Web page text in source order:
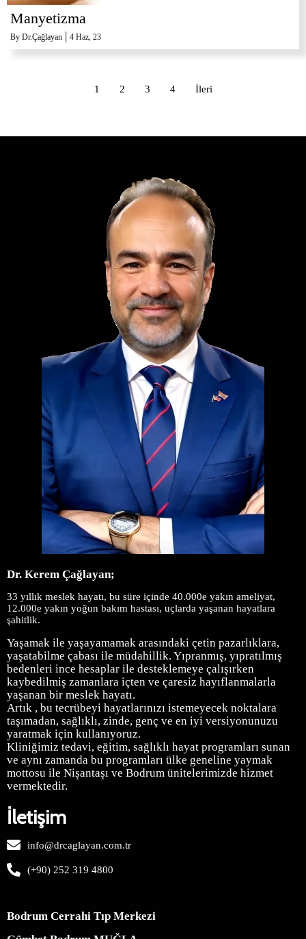
Manyetizma
By Dr.Çağlayan | 4 Haz, 23
1 2 3 4 İleri
Dr. Kerem Çağlayan;
33 yıllık meslek hayatı, bu süre içinde 40.000e yakın ameliyat,
12.000e yakın yoğun bakım hastası, uçlarda yaşanan hayatlara
şahitlik.
Yaşamak ile yaşayamamak arasındaki çetin pazarlıklara,
yaşatabilme çabası ile müdahillik. Yıpranmış, yıpratılmış
bedenleri ince hesaplar ile desteklemeye çalışırken
kaybedilmiş zamanlara içten ve çaresiz hayıflanmalarla
yaşanan bir meslek hayatı.
Artık , bu tecrübeyi hayatlarınızı istemeyecek noktalara
taşımadan, sağlıklı, zinde, genç ve en iyi versiyonunuzu
yaratmak için kullanıyoruz.
Kliniğimiz tedavi, eğitim, sağlıklı hayat programları sunan
ve aynı zamanda bu programları ülke geneline yaymak
mottosu ile Nişantaşı ve Bodrum ünitelerimizde hizmet
vermektedir.
İletişim
info@drcaglayan.com.tr
(+90) 252 319 4800
Bodrum Cerrahi Tıp Merkezi